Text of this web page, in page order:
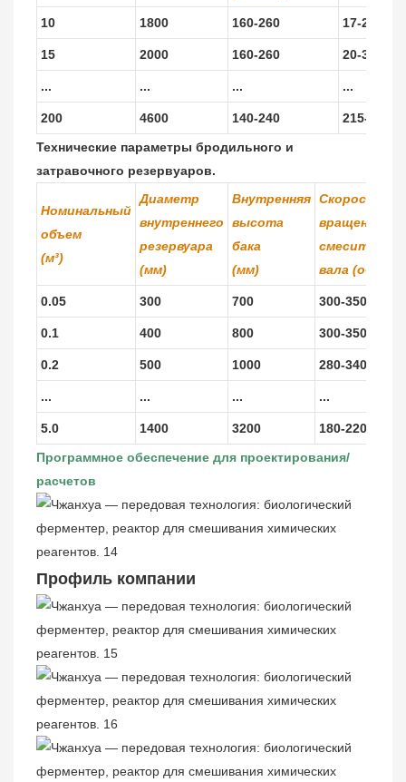
10 1800 160-260 17-22
15 2000 160-260 20-30
... ... ... ...
200 4600 140-240
215-360
Технические параметры бродильного и
затравочного резервуаров.
Номинальный
объем
(м³)
Диаметр
внутреннего
резервуара
(мм)
Внутренняя
высота
бака
(мм)
Скорость
вращения
вала (об/мин)
0.05 300 700 300-350
0.1 400 800 300-350
0.2 500 1000 280-340
... ... ... ...
5.0 1400 3200
180-220
Программное обеспечение для проектирования/
расчетов
Профиль компании